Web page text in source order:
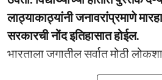
लाठ्याकाठ्यांनी जनावरांप्रमाणे
सरकारची नोंद इतिहासात होईल.
भारताला जगातील सर्वात मोठी